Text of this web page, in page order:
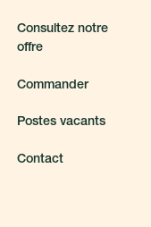
Consultez notre
offre
Commander
Postes vacants
Contact